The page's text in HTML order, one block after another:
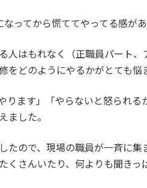
ってから慌ててやってる感が
人はもれなく（正職員パート
どのようにやるかがとても悩
ります」「やらないと怒られ
ました。
たので、現場の職員が一斉に
さんいたり、何よりも聞きっ